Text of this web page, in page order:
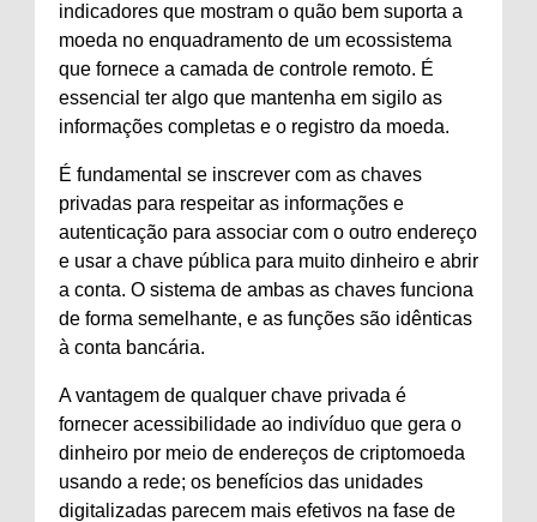
indicadores que mostram o quão bem suporta a
moeda no enquadramento de um ecossistema
que fornece a camada de controle remoto. É
essencial ter algo que mantenha em sigilo as
informações completas e o registro da moeda.
É fundamental se inscrever com as chaves
privadas para respeitar as informações e
autenticação para associar com o outro endereço
e usar a chave pública para muito dinheiro e abrir
a conta. O sistema de ambas as chaves funciona
de forma semelhante, e as funções são idênticas
à conta bancária.
A vantagem de qualquer chave privada é
fornecer acessibilidade ao indivíduo que gera o
dinheiro por meio de endereços de criptomoeda
usando a rede; os benefícios das unidades
digitalizadas parecem mais efetivos na fase de